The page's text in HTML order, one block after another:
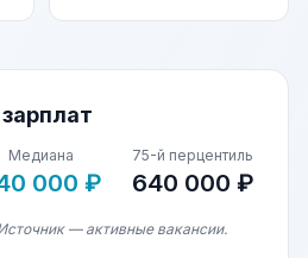
Медиана
000 ₽
75-й перцентиль
640 000 ₽
— активные вакансии.